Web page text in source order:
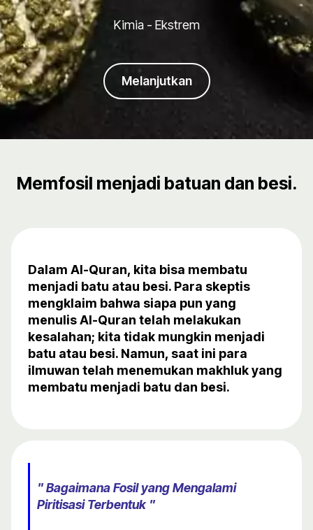
Kimia - Ekstrem
Melanjutkan
Memfosil menjadi batuan dan besi.
Dalam Al-Quran, kita bisa membatu
menjadi batu atau besi. Para skeptis
mengklaim bahwa siapa pun yang
menulis Al-Quran telah melakukan
kesalahan; kita tidak mungkin menjadi
batu atau besi. Namun, saat ini para
ilmuwan telah menemukan makhluk yang
membatu menjadi batu dan besi.
" Bagaimana Fosil yang Mengalami
Piritisasi Terbentuk "